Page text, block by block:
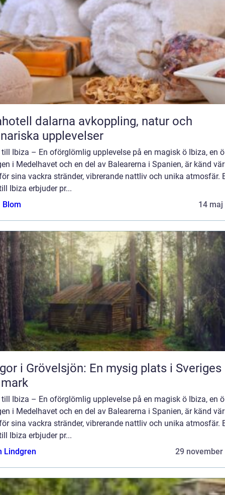
dalarna avkoppling, natur och
upplevelser
till Ibiza – En oförglömlig upplevelse på en magisk ö Ibiza, en ö
i Medelhavet och en del av Balearerna i Spanien, är känd
sina vackra stränder, vibrerande nattliv och unika atmosfär.
Ibiza erbjuder pr...
Blom
14 maj
i Grövelsjön: En mysig plats i Sveriges
till Ibiza – En oförglömlig upplevelse på en magisk ö Ibiza, en ö
i Medelhavet och en del av Balearerna i Spanien, är känd
sina vackra stränder, vibrerande nattliv och unika atmosfär.
Ibiza erbjuder pr...
Lindgren
29 november